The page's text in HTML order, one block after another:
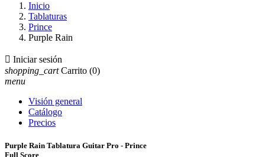
Inicio
Tablaturas
Prince
Purple Rain
 Iniciar sesión
shopping_cart Carrito (0)
menu
Visión general
Catálogo
Precios
Purple Rain Tablatura Guitar Pro - Prince
Full Score